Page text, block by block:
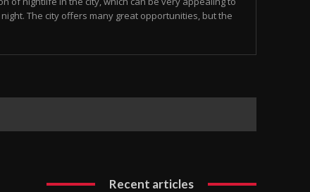
The city offers many great opportunities, but the
Recent articles